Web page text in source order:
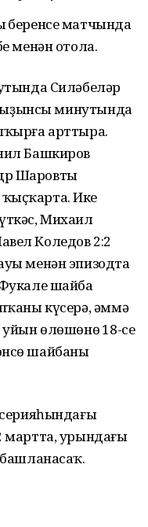
беренсе матчында
менән отола.
Силәбеләр
минутында
арттыра.
Башкиров
Шаровтың
Ике
Михаил
Коледов 2:2
менән эпизодта
шайба
күсерә, әммә
өлөшөнөң 18-се
шайбаны
мартта, урындағы